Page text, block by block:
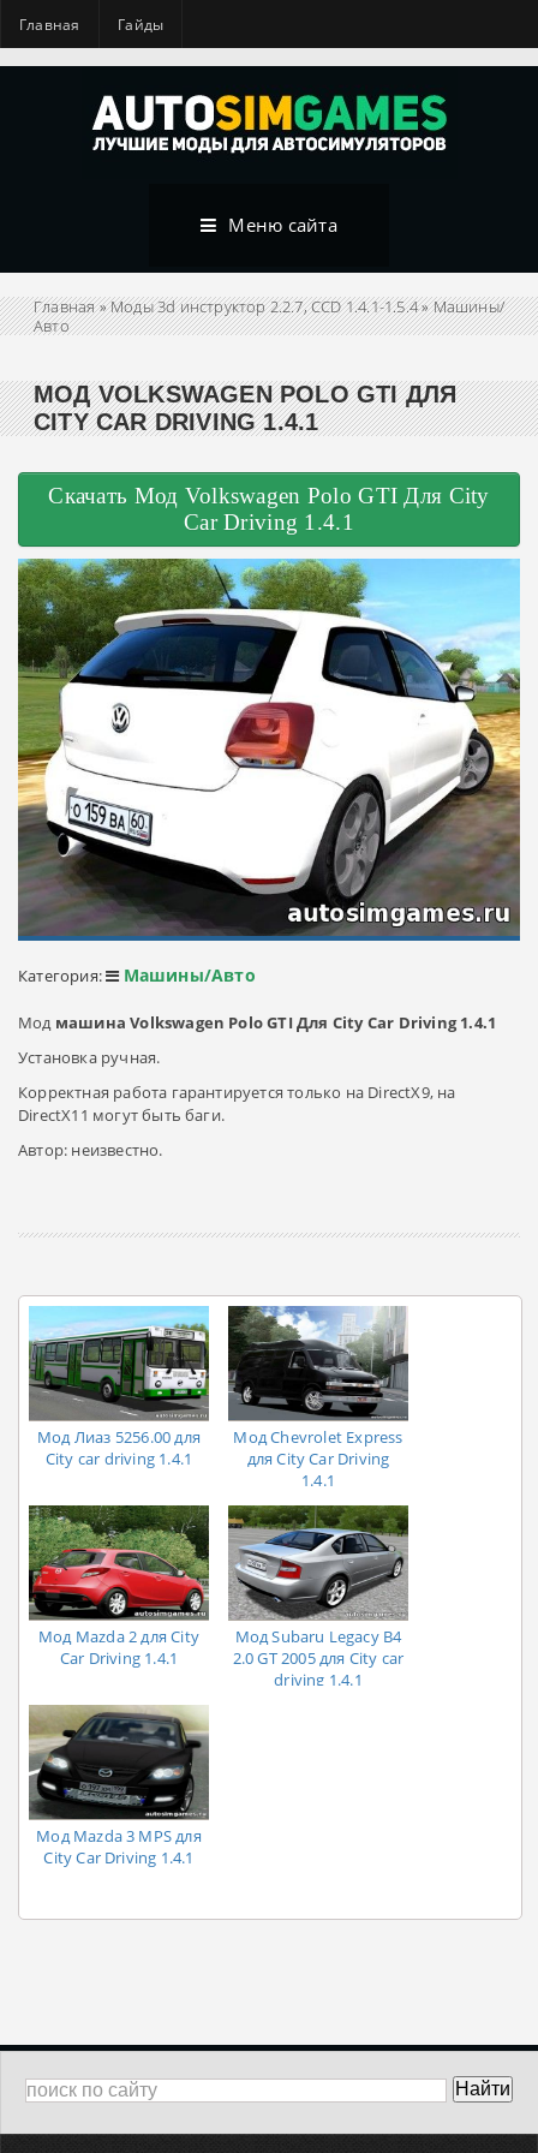
Главная Гайды
Меню сайта
Главная»Моды 3d инструктор 2.2.7, CCD 1.4.1-1.5.4»Машины/
Авто
МОД VOLKSWAGEN POLO GTI ДЛЯ
CITY CAR DRIVING 1.4.1
Скачать Мод Volkswagen Polo GTI Для City
Car Driving 1.4.1
Категория: Машины/Авто
Мод машина Volkswagen Polo GTI Для City Car Driving 1.4.1
Установка ручная.
Корректная работа гарантируется только на DirectX9, на
DirectX11 могут быть баги.
Автор: неизвестно.
Мод Лиаз 5256.00 для
City car driving 1.4.1
Мод Chevrolet Express
для City Car Driving
1.4.1
Мод Mazda 2 для City
Car Driving 1.4.1
Мод Subaru Legacy B4
2.0 GT 2005 для City car
driving 1.4.1
Мод Mazda 3 MPS для
City Car Driving 1.4.1